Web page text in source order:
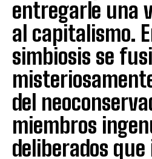
entregarle una
al capitalismo.
simbiosis se
del
miembros
deliberados